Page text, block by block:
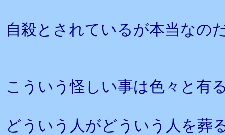
自殺とされているが本当なの
こういう怪しい事は色々と有
どういう人がどういう人を葬